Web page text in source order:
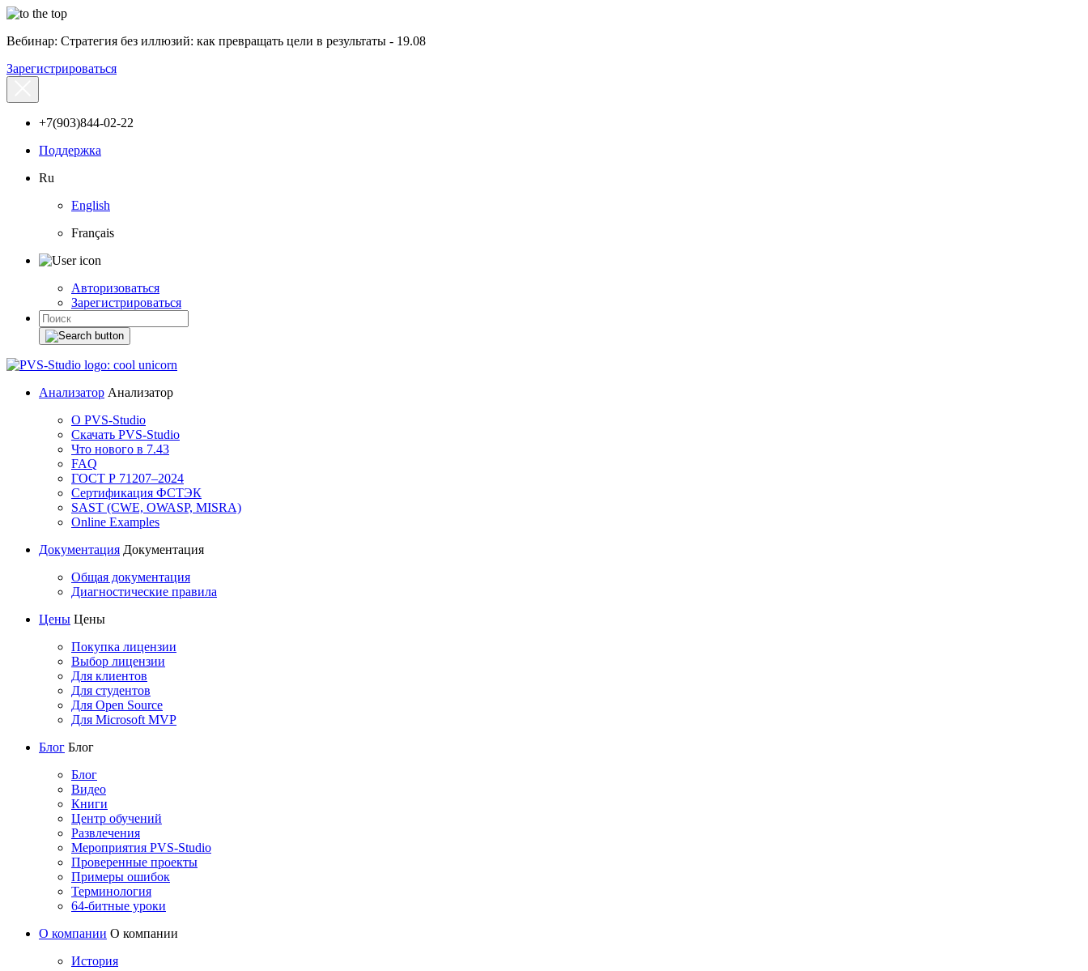
Вебинар: Стратегия без иллюзий: как превращать цели в результаты - 19.08
Зарегистрироваться
+7(903)844-02-22
Поддержка
Ru
English
Français
Авторизоваться
Зарегистрироваться
Анализатор Анализатор
О PVS-Studio
Скачать PVS-Studio
Что нового в 7.43
FAQ
ГОСТ Р 71207–2024
Сертификация ФСТЭК
SAST (CWE, OWASP, MISRA)
Online Examples
Документация Документация
Общая документация
Диагностические правила
Цены Цены
Покупка лицензии
Выбор лицензии
Для клиентов
Для студентов
Для Open Source
Для Microsoft MVP
Блог Блог
Блог
Видео
Книги
Центр обучений
Развлечения
Мероприятия PVS-Studio
Проверенные проекты
Примеры ошибок
Терминология
64-битные уроки
О компании О компании
История